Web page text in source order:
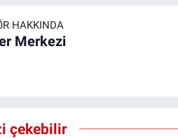
HAKKINDA
Merkezi
çekebilir